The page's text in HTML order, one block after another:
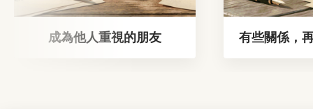
成為他人重視的朋友 有些關係，